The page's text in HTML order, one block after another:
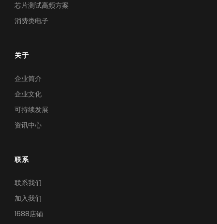
芯片测试高频方案
消费类电子
关于
企业简介
企业文化
可持续发展
资讯中心
联系
联系我们
加入我们
1688店铺